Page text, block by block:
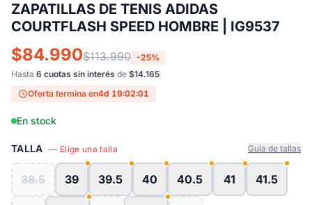
ZAPATILLAS DE TENIS ADIDAS
COURTFLASH SPEED HOMBRE | IG9537
$84.990$113.990 -25%
Hasta 6 cuotas sin interés de $14.165
Oferta termina en4d 19:02:01
En stock
TALLA — Elige una talla Guía de tallas
38.5 39 39.5 40 40.5 41 41.5